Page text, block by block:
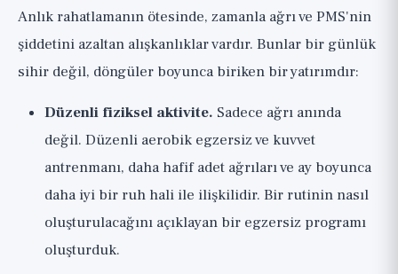
Anlık rahatlamanın ötesinde, zamanla ağrı ve PMS'nin
şiddetini azaltan alışkanlıklar vardır. Bunlar bir günlük
sihir değil, döngüler boyunca biriken bir yatırımdır:
Düzenli fiziksel aktivite. Sadece ağrı anında
değil. Düzenli aerobik egzersiz ve kuvvet
antrenmanı, daha hafif adet ağrıları ve ay boyunca
daha iyi bir ruh hali ile ilişkilidir. Bir rutinin nasıl
oluşturulacağını açıklayan bir egzersiz programı
oluşturduk.